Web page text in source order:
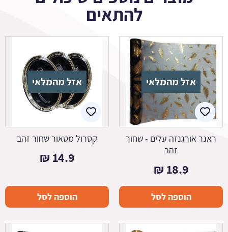
להתאים
אזל מהמלאי
ראנר אורגנזה עלים - שחור
זהב
18.9
₪
הוספה לסל
אזל מהמלאי
קסרול מטאור שחור זהב
14.9
₪
הוספה לסל